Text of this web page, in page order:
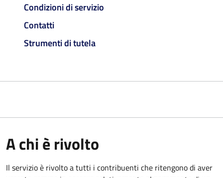
Condizioni di servizio
Contatti
Strumenti di tutela
A chi è rivolto
Il servizio è rivolto a tutti i contribuenti che ritengono di aver